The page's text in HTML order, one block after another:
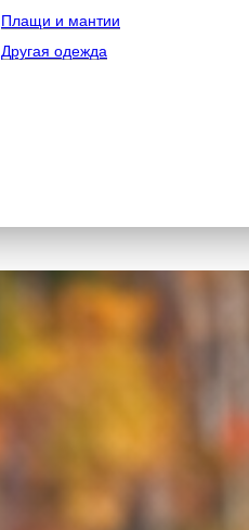
Плащи и мантии
Другая одежда